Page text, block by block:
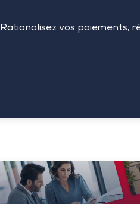
Rationalisez vos paiements,